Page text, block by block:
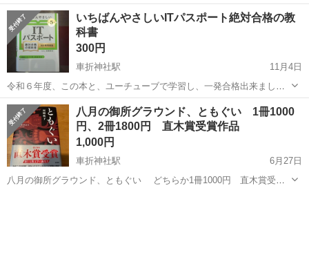
ほぼ新品の状態です。
京都 京都市 車折神社駅 就職、資格 状態
いちばんやさしいITパスポート絶対合格の教
科書
300円
車折神社駅
11月4日
令和６年度、この本と、ユーチューブで学習し、一発合格出来まし
た。ITパスポートはシラバスが随時追加されていきますが、基本的な
学習は出来ると思います。
京都 京都市 車折神社駅 就職、資格 教科書
八月の御所グラウンド、ともぐい 1冊1000
円、2冊1800円 直木賞受賞作品
1,000円
車折神社駅
6月27日
八月の御所グラウンド、ともぐい どちらか1冊1000円 直木賞受賞